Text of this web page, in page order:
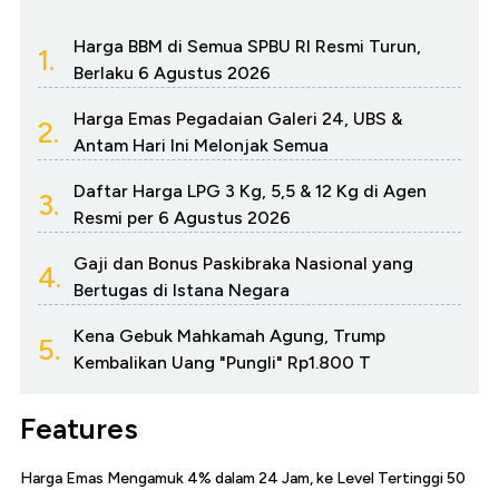
1.
Harga BBM di Semua SPBU RI Resmi Turun,
Berlaku 6 Agustus 2026
2.
Harga Emas Pegadaian Galeri 24, UBS &
Antam Hari Ini Melonjak Semua
3.
Daftar Harga LPG 3 Kg, 5,5 & 12 Kg di Agen
Resmi per 6 Agustus 2026
4.
Gaji dan Bonus Paskibraka Nasional yang
Bertugas di Istana Negara
5.
Kena Gebuk Mahkamah Agung, Trump
Kembalikan Uang "Pungli" Rp1.800 T
Features
Harga Emas Mengamuk 4% dalam 24 Jam, ke Level Tertinggi 50